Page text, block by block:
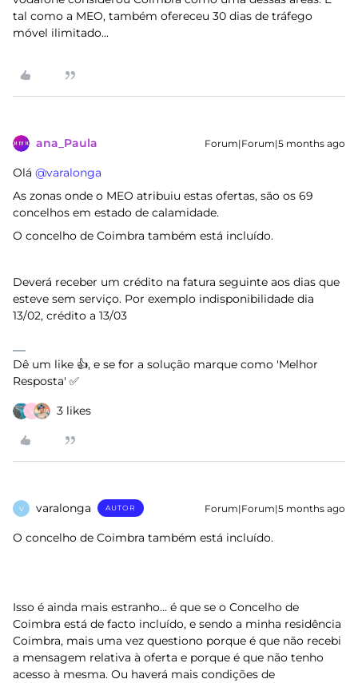
tal como a MEO, também ofereceu 30 dias de tráfego
móvel ilimitado...
ana_Paula Forum|Forum|5 months ago
Olá ​ @varalonga
As zonas onde o MEO atribuiu estas ofertas, são os 69
concelhos em estado de calamidade.
O concelho de Coimbra também está incluído.
Deverá receber um crédito na fatura seguinte aos dias que
esteve sem serviço. Por exemplo indisponibilidade dia
13/02, crédito a 13/03
Dê um like 👍, e se for a solução marque como 'Melhor
Resposta' ✅
V 3 likes
V varalonga AUTOR Forum|Forum|5 months ago
O concelho de Coimbra também está incluído.
Isso é ainda mais estranho… é que se o Concelho de
Coimbra está de facto incluído, e sendo a minha residência
Coimbra, mais uma vez questiono porque é que não recebi
a mensagem relativa à oferta e porque é que não tenho
acesso à mesma. Ou haverá mais condições de